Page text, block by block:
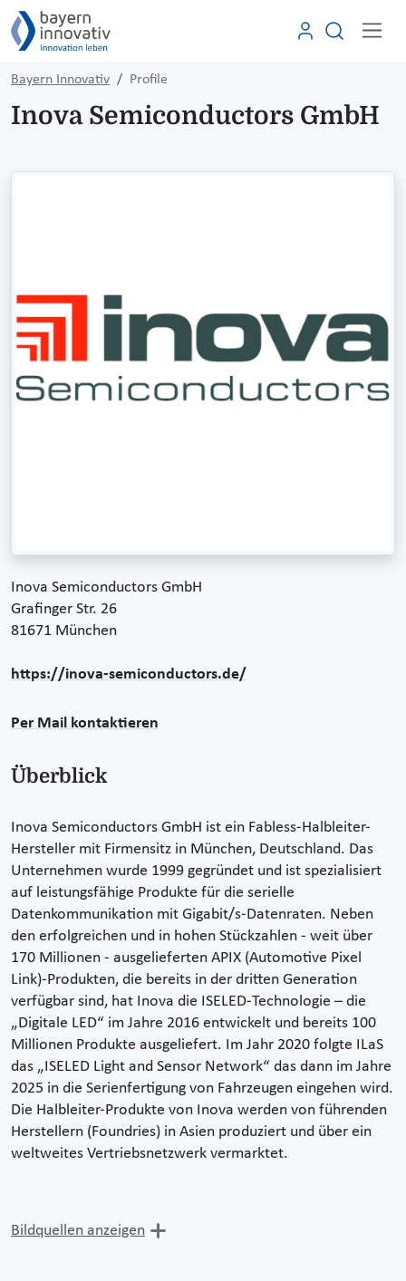
Bayern Innovativ Profile
Inova Semiconductors GmbH
Inova Semiconductors GmbH
Grafinger Str. 26
81671 München
https://inova-semiconductors.de/
Per Mail kontaktieren
Überblick
Inova Semiconductors GmbH ist ein Fabless-Halbleiter-
Hersteller mit Firmensitz in München, Deutschland. Das
Unternehmen wurde 1999 gegründet und ist spezialisiert
auf leistungsfähige Produkte für die serielle
Datenkommunikation mit Gigabit/s-Datenraten. Neben
den erfolgreichen und in hohen Stückzahlen - weit über
170 Millionen - ausgelieferten APIX (Automotive Pixel
Link)-Produkten, die bereits in der dritten Generation
verfügbar sind, hat Inova die ISELED-Technologie – die
„Digitale LED“ im Jahre 2016 entwickelt und bereits 100
Millionen Produkte ausgeliefert. Im Jahr 2020 folgte ILaS
das „ISELED Light and Sensor Network“ das dann im Jahre
2025 in die Serienfertigung von Fahrzeugen eingehen wird.
Die Halbleiter-Produkte von Inova werden von führenden
Herstellern (Foundries) in Asien produziert und über ein
weltweites Vertriebsnetzwerk vermarktet.
Bildquellen anzeigen